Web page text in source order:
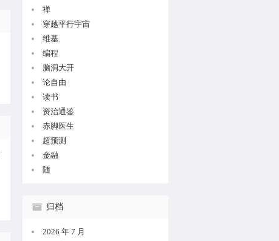
禅
穿越平行宇宙
维基
编程
脑洞大开
论自由
读书
资治通鉴
赤脚医生
超预测
金融
随
归档
2026 年 7 月